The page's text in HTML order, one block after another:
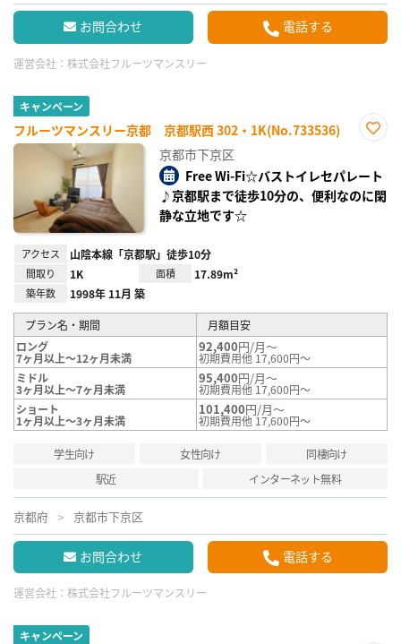
お問合わせ 電話する
運営会社： 株式会社フルーツマンスリー
キャンペーン
フルーツマンスリー京都 京都駅西 302・1K(No.733536)
り登
京都市下京区
Free Wi-Fi☆バストイレセパレート
♪京都駅まで徒歩10分の、便利なのに閑
静な立地です☆
アクセス 山陰本線「京都駅」徒歩10分
間取り 1K 面積 17.89m²
築年数 1998年 11月 築
プラン名・期間
月額目安
ロング
7ヶ月以上～12ヶ月未満
92,400円/月～
初期費用他 17,600円～
ミドル
3ヶ月以上～7ヶ月未満
95,400円/月～
初期費用他 17,600円～
ショート
1ヶ月以上～3ヶ月未満
101,400円/月～
初期費用他 17,600円～
学生向け 女性向け
同棲向け
駅近
インターネット無料
京都府 京都市下京区
お問合わせ 電話する
運営会社： 株式会社フルーツマンスリー
キャンペーン